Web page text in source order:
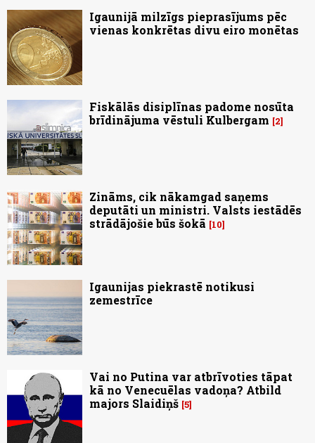
Igaunijā milzīgs pieprasījums pēc
vienas konkrētas divu eiro monētas
Fiskālās disiplīnas padome nosūta
brīdinājuma vēstuli Kulbergam
2
Zināms, cik nākamgad saņems
deputāti un ministri. Valsts iestādēs
strādājošie būs šokā
10
Igaunijas piekrastē notikusi
zemestrīce
Vai no Putina var atbrīvoties tāpat
kā no Venecuēlas vadoņa? Atbild
majors Slaidiņš 5